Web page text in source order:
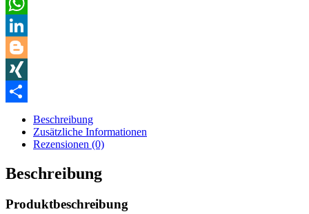
Pinterest
WhatsApp
LinkedIn
Blogger
XING
Beschreibung
Zusätzliche Informationen
Rezensionen (0)
Beschreibung
Produktbeschreibung